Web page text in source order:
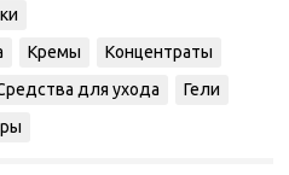
Кремы
Концентраты
для ухода
Гели